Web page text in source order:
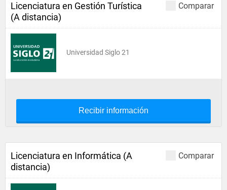
Comparar
Licenciatura en Gestión Turística
(A distancia)
Universidad Siglo 21
Recibir información
Comparar
Licenciatura en Informática (A
distancia)